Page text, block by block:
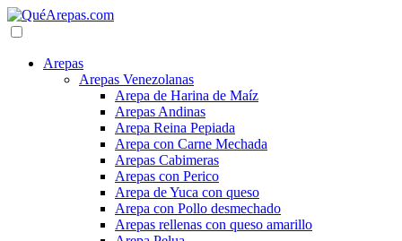
Arepas
Arepas Venezolanas
Arepa de Harina de Maíz
Arepas Andinas
Arepa Reina Pepiada
Arepa con Carne Mechada
Arepas Cabimeras
Arepas con Perico
Arepa de Yuca con queso
Arepa con Pollo desmechado
Arepas rellenas con queso amarillo